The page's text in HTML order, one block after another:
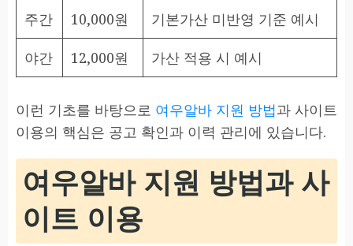
주간 10,000원 기본가산 미반영 기준 예시
야간 12,000원 가산 적용 시 예시
이런 기초를 바탕으로 여우알바 지원 방법과 사이트
이용의 핵심은 공고 확인과 이력 관리에 있습니다.
여우알바 지원 방법과 사
이트 이용